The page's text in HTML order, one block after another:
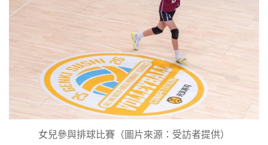
女兒參與排球比賽（圖片來源：受訪者提供）